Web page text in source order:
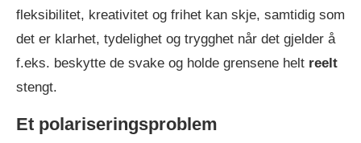
fleksibilitet, kreativitet og frihet kan skje, samtidig som
det er klarhet, tydelighet og trygghet når det gjelder å
f.eks. beskytte de svake og holde grensene helt reelt
stengt.
Et polariseringsproblem